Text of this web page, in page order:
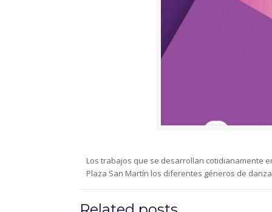
Los trabajos que se desarrollan cotidianamente
Plaza San Martín los diferentes géneros de